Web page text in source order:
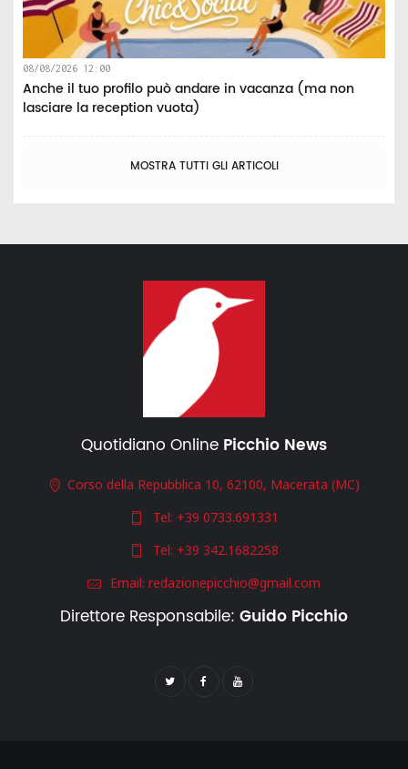
08/08/2026 12:00
Anche il tuo profilo può andare in vacanza (ma non
lasciare la reception vuota)
MOSTRA TUTTI GLI ARTICOLI
Quotidiano Online Picchio News
Corso della Repubblica 10, 62100, Macerata (MC)
Tel: +39 0733.691331
Tel: +39 342.1682258
Email: redazionepicchio@gmail.com
Direttore Responsabile: Guido Picchio